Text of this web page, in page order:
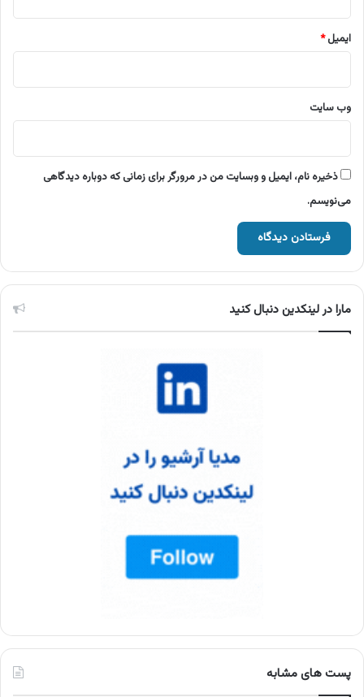
ایمیل*
وب‌ سایت
ذخیره نام، ایمیل و وبسایت من در مرورگر برای زمانی که دوباره دیدگاهی
می‌نویسم.
مارا در لینکدین دنبال کنید
پست های مشابه